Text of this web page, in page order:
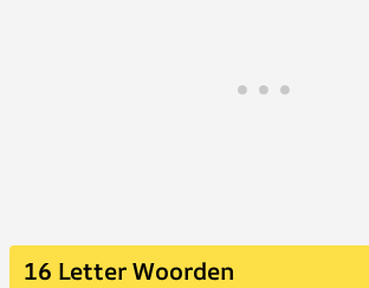
16 Letter Woorden